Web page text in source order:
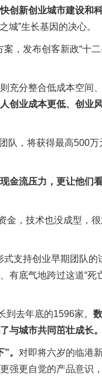
创新创业城市建设和
城”生长基因的决心。
，发布创客新政“十
充分整合低成本空间
创业成本更低、创业
队，将获得最高500
金流压力，更让他们
金，技术也没成型，
式支持创业早期团队的
底气地跨过这道“死
去年底的1596家。
与城市共同茁壮成长。
。 对即将六岁的临港
强更自觉的产品意识